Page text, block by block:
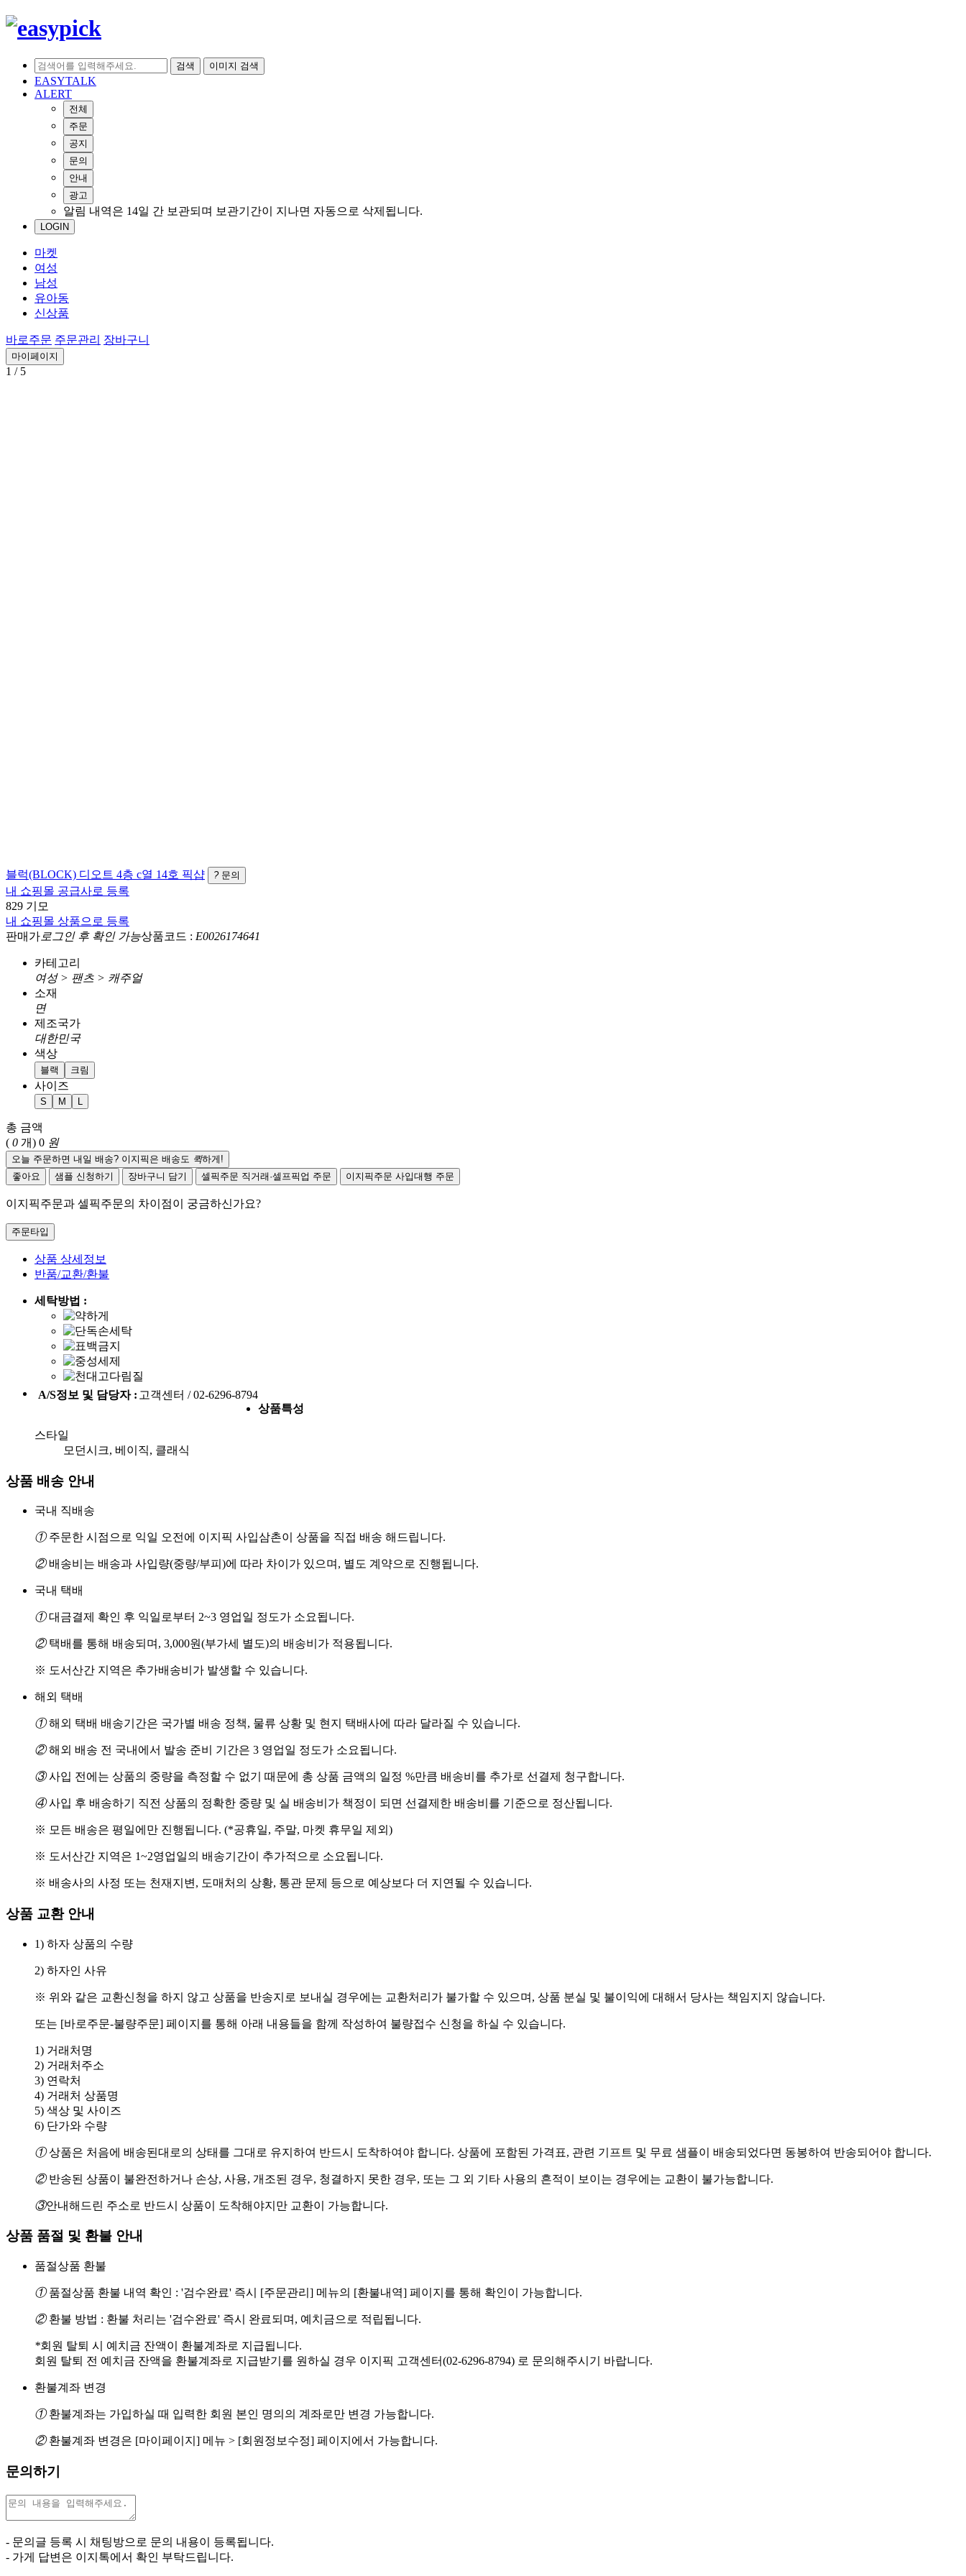
검색 이미지 검색
EASYTALK
ALERT
전체
주문
공지
문의
안내
광고
알림 내역은 14일 간 보관되며 보관기간이 지나면 자동으로 삭제됩니다.
LOGIN
마켓
여성
남성
유아동
신상품
바로주문 주문관리 장바구니
마이페이지
1 / 5
블럭(BLOCK) 디오트 4층 c열 14호 픽샵 ? 문의
내 쇼핑몰 공급사로 등록
829 기모
내 쇼핑몰 상품으로 등록
판매가 로그인 후 확인 가능상품코드 : E0026174641
카테고리
여성 > 팬츠 > 캐주얼
소재
면
제조국가
대한민국
색상
블랙 크림
사이즈
S M
총 금액
( 0 개) 0 원
오늘 주문하면 내일 배송? 이지픽은 배송도 퀵하게!
좋아요
샘플 신청하기 장바구니 담기 셀픽주문 직거래·셀프픽업 주문 이지픽주문 사입대행 주문
이지픽주문과 셀픽주문의 차이점이 궁금하신가요?
주문타입
상품 상세정보
반품/교환/환불
세탁방법 :
A/S정보 및 담당자 : 고객센터 / 02-6296-8794
상품특성
스타일
모던시크, 베이직, 클래식
상품 배송 안내
국내 직배송
①주문한 시점으로 익일 오전에 이지픽 사입삼촌이 상품을 직접 배송 해드립니다.
②배송비는 배송과 사입량(중량/부피)에 따라 차이가 있으며, 별도 계약으로 진행됩니다.
국내 택배
①대금결제 확인 후 익일로부터 2~3 영업일 정도가 소요됩니다.
②택배를 통해 배송되며, 3,000원(부가세 별도)의 배송비가 적용됩니다.
※ 도서산간 지역은 추가배송비가 발생할 수 있습니다.
해외 택배
①해외 택배 배송기간은 국가별 배송 정책, 물류 상황 및 현지 택배사에 따라 달라질 수 있습니다.
②해외 배송 전 국내에서 발송 준비 기간은 3 영업일 정도가 소요됩니다.
③사입 전에는 상품의 중량을 측정할 수 없기 때문에 총 상품 금액의 일정 %만큼 배송비를 추가로 선결제 청구합니다.
④사입 후 배송하기 직전 상품의 정확한 중량 및 실 배송비가 책정이 되면 선결제한 배송비를 기준으로 정산됩니다.
※ 모든 배송은 평일에만 진행됩니다. (*공휴일, 주말, 마켓 휴무일 제외)
※ 도서산간 지역은 1~2영업일의 배송기간이 추가적으로 소요됩니다.
※ 배송사의 사정 또는 천재지변, 도매처의 상황, 통관 문제 등으로 예상보다 더 지연될 수 있습니다.
상품 교환 안내
1) 하자 상품의 수량
2) 하자인 사유
※ 위와 같은 교환신청을 하지 않고 상품을 반송지로 보내실 경우에는 교환처리가 불가할 수 있으며, 상품 분실 및 불이익에 대해서 당사는 책임지지 않습니다.
또는 [바로주문-불량주문] 페이지를 통해 아래 내용들을 함께 작성하여 불량접수 신청을 하실 수 있습니다.
1) 거래처명
2) 거래처주소
3) 연락처
4) 거래처 상품명
5) 색상 및 사이즈
6) 단가와 수량
①상품은 처음에 배송된대로의 상태를 그대로 유지하여 반드시 도착하여야 합니다. 상품에 포함된 가격표, 관련 기프트 및 무료 샘플이 배송되었다면 동봉하여 반송되어야 합니다.
②반송된 상품이 불완전하거나 손상, 사용, 개조된 경우, 청결하지 못한 경우, 또는 그 외 기타 사용의 흔적이 보이는 경우에는 교환이 불가능합니다.
③안내해드린 주소로 반드시 상품이 도착해야지만 교환이 가능합니다.
상품 품절 및 환불 안내
품절상품 환불
①품절상품 환불 내역 확인 : '검수완료' 즉시 [주문관리] 메뉴의 [환불내역] 페이지를 통해 확인이 가능합니다.
②환불 방법 : 환불 처리는 '검수완료' 즉시 완료되며, 예치금으로 적립됩니다.
*회원 탈퇴 시 예치금 잔액이 환불계좌로 지급됩니다.
회원 탈퇴 전 예치금 잔액을 환불계좌로 지급받기를 원하실 경우 이지픽 고객센터(02-6296-8794) 로 문의해주시기 바랍니다.
환불계좌 변경
①환불계좌는 가입하실 때 입력한 회원 본인 명의의 계좌로만 변경 가능합니다.
②환불계좌 변경은 [마이페이지] 메뉴 > [회원정보수정] 페이지에서 가능합니다.
문의하기
- 문의글 등록 시 채팅방으로 문의 내용이 등록됩니다.
- 가게 답변은 이지톡에서 확인 부탁드립니다.